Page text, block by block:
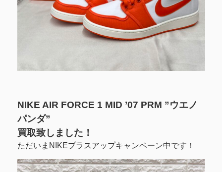
NIKE AIR FORCE 1 MID ’07 PRM ”ウエノ
パンダ”
買取致しました！
ただいまNIKEプラスアップキャンペーン中です！